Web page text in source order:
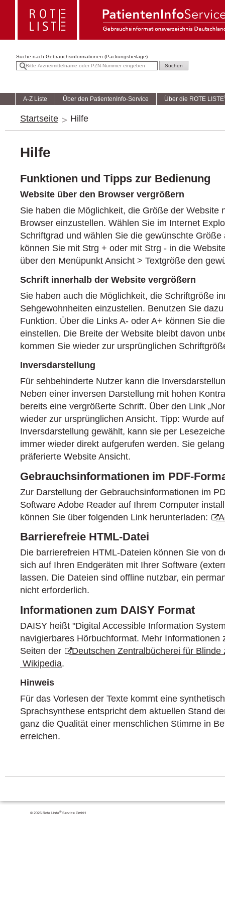
Suche nach Gebrauchsinformationen (Packungsbeilage)
A-Z Liste Über den PatientenInfo-Service Über die ROTE LISTE
Startseite Hilfe
Hilfe
Funktionen und Tipps zur Bedienung
Website über den Browser vergrößern
Sie haben die Möglichkeit, die Größe der Website
Browser einzustellen. Wählen Sie im Internet
Schriftgrad und wählen Sie die gewünschte
können Sie mit Strg + oder mit Strg - in die
über den Menüpunkt Ansicht > Textgröße den
Schrift innerhalb der Website vergrößern
Sie haben auch die Möglichkeit, die Schriftgröße
Sehgewohnheiten einzustellen. Benutzen Sie
Funktion. Über die Links A- oder A+ können Sie
einstellen. Die Breite der Website bleibt davon
kommen Sie wieder zur ursprünglichen
Inversdarstellung
Für sehbehinderte Nutzer kann die
Neben einer inversen Darstellung mit hohen
bereits eine vergrößerte Schrift. Über den Link
wieder zur ursprünglichen Ansicht. Tipp: Wurde
Inversdarstellung gewählt, kann sie per
immer wieder direkt aufgerufen werden. Sie
präferierte Website Ansicht.
Gebrauchsinformationen im PDF-
Zur Darstellung der Gebrauchsinformationen im
Software Adobe Reader auf Ihrem Computer
können Sie über folgenden Link herunterladen:
Barrierefreie HTML-Datei
Die barrierefreien HTML-Dateien können Sie von
sich auf Ihren Endgeräten mit Ihrer Software
lassen. Die Dateien sind offline nutzbar, ein
nicht erforderlich.
Informationen zum DAISY Format
DAISY heißt "Digital Accessible Information
navigierbares Hörbuchformat. Mehr Informationen
Seiten der
Deutschen Zentralbücherei für Blinde
Wikipedia.
Hinweis
Für das Vorlesen der Texte kommt eine
Sprachsynthese entspricht dem aktuellen Stand
ganz die Qualität einer menschlichen Stimme in
erreichen.
© 2026 Rote Liste®Service GmbH